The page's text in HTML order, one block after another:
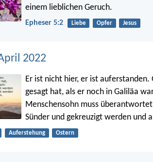
einem lieblichen Geruch.
Epheser 5:2 Liebe Opfer Jesus
2022
Er ist nicht hier, er ist
gesagt hat, als er noch in Galiläa
Menschensohn muss
Sünder und gekreuzigt werden und
Auferstehung Ostern